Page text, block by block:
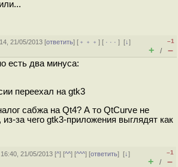
21/05/2013 [ответить] [ ﹢﹢﹢] [ · · ·][↓]
–1
+ / –
есть два минуса:
переехал на gtk3
сабжа на Qt4? А то QtCurve не
за чего gtk3-приложения выглядят как
21/05/2013 [^] [^^] [^^^] [ответить][↓]
–1
+ / –